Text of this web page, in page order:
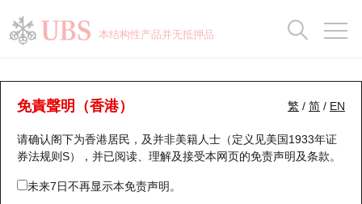
本结构性产品并无抵押品
繁 / 简 / EN
免責聲明（香港）
请确认阁下为香港居民，及并非美籍人士（定义见美国1933年证
券法规则S），并已阅读、理解及接受本网页的免责声明及条款。
未来7日不再显示本免责声明。
认股证分析仪
表现 街货统计 比较
25554 瑞银认购 3988 中国银行
瑞银认股证一览
新发行瑞银认股证
即将到期认股证
街货统计
比较
牛熊全景快搜
牛熊证搜寻
牛熊证街货分布图
街货统计
比较
十大升幅/跌幅
十大认股证成交分布
十天股证占大市成交
正股分析仪
二十大活跃股份
恒指成份股
持股比重
显示所有持股比重
每月轮证大市专题
轮证专栏
讲座及教育短片